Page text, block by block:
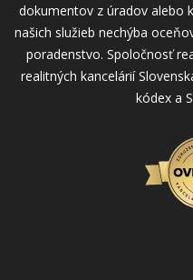
dokumentov z úradov alebo
našich služieb nechýba
poradenstvo. Spoločnosť
realitných kancelárií
kódex a